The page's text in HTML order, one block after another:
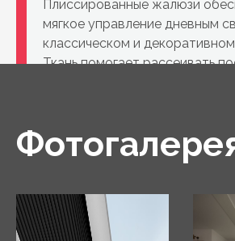
Плиссированные жалюзи
мягкое управление дневным
классическом и
Ткань помогает рассеивать